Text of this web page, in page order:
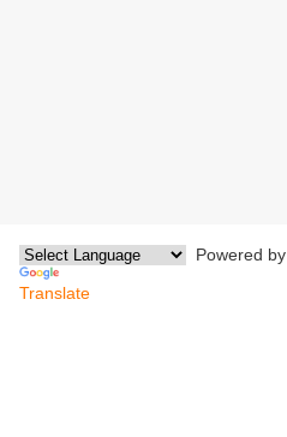
Powered by
Translate